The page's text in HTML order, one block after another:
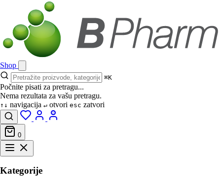
Shop
⌘K
Počnite pisati za pretragu...
Nema rezultata za vašu pretragu.
↑↓ navigacija ↵ otvori esc zatvori
0
Kategorije